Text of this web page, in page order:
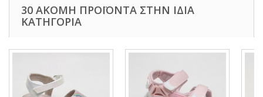
30 ΑΚΌΜΗ ΠΡΟΪΌΝΤΑ ΣΤΗΝ ΊΔΙΑ
ΚΑΤΗΓΟΡΊΑ